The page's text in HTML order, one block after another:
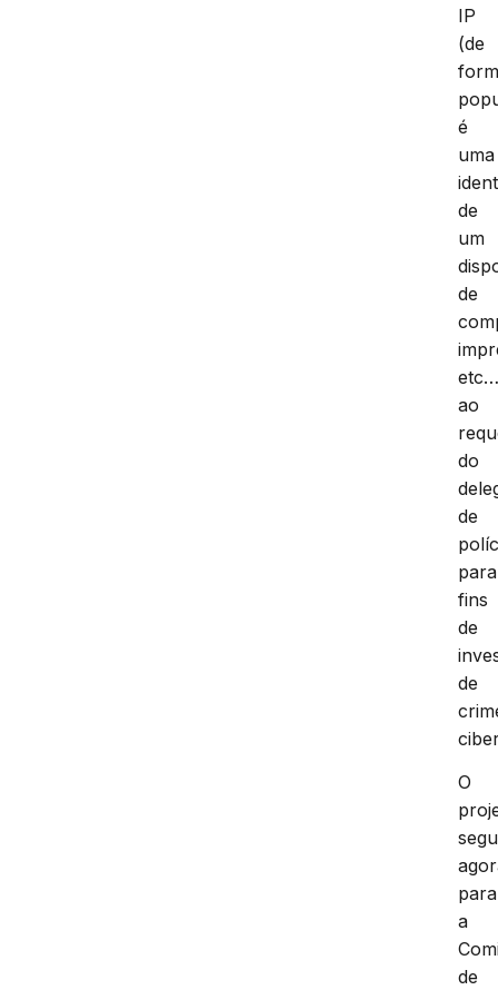
de
IP
(de
é
uma
de
um
de
ao
do
de
para
fins
de
de
O
para
a